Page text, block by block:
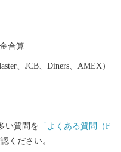
合算
、JCB、Diners、AMEX）
い質問を 「よくある質問（F
ください。